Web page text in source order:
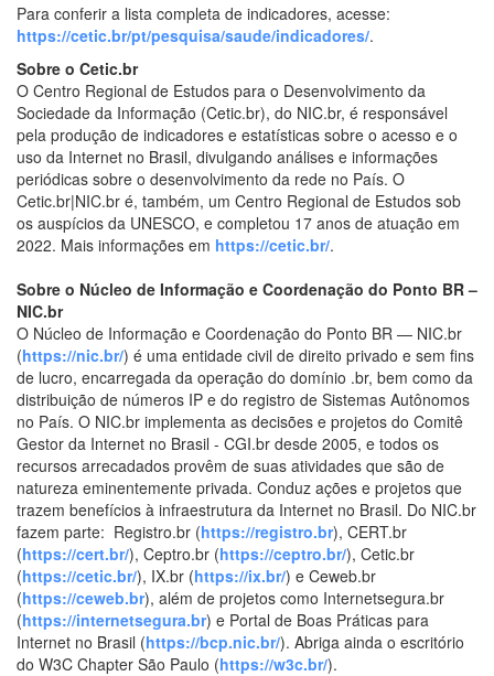
Para conferir a lista completa de indicadores, acesse:
https://cetic.br/pt/pesquisa/saude/indicadores/.
Sobre o Cetic.br
O Centro Regional de Estudos para o Desenvolvimento da
Sociedade da Informação (Cetic.br), do NIC.br, é responsável
pela produção de indicadores e estatísticas sobre o acesso e o
uso da Internet no Brasil, divulgando análises e informações
periódicas sobre o desenvolvimento da rede no País. O
Cetic.br|NIC.br é, também, um Centro Regional de Estudos sob
os auspícios da UNESCO, e completou 17 anos de atuação em
2022. Mais informações em https://cetic.br/.
Sobre o Núcleo de Informação e Coordenação do Ponto BR –
NIC.br
O Núcleo de Informação e Coordenação do Ponto BR — NIC.br
(https://nic.br/) é uma entidade civil de direito privado e sem fins
de lucro, encarregada da operação do domínio .br, bem como da
distribuição de números IP e do registro de Sistemas Autônomos
no País. O NIC.br implementa as decisões e projetos do Comitê
Gestor da Internet no Brasil - CGI.br desde 2005, e todos os
recursos arrecadados provêm de suas atividades que são de
natureza eminentemente privada. Conduz ações e projetos que
trazem benefícios à infraestrutura da Internet no Brasil. Do NIC.br
fazem parte: Registro.br (https://registro.br), CERT.br
(https://cert.br/), Ceptro.br (https://ceptro.br/), Cetic.br
(https://cetic.br/), IX.br (https://ix.br/) e Ceweb.br
(https://ceweb.br), além de projetos como Internetsegura.br
(https://internetsegura.br) e Portal de Boas Práticas para
Internet no Brasil (https://bcp.nic.br/). Abriga ainda o escritório
do W3C Chapter São Paulo (https://w3c.br/).